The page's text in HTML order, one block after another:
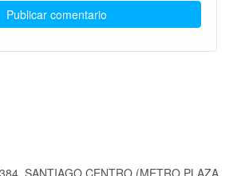
SANTIAGO CENTRO (METRO PLAZA